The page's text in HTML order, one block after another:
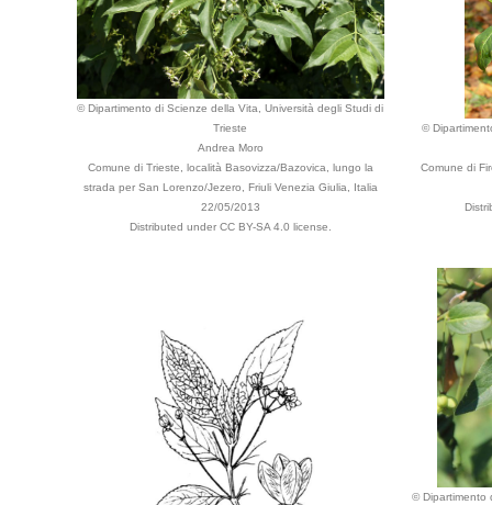
© Dipartimento di Scienze della Vita, Università degli Studi di
Trieste
Andrea Moro
Comune di Trieste, località Basovizza/Bazovica, lungo la
strada per San Lorenzo/Jezero, Friuli Venezia Giulia, Italia
22/05/2013
Distributed under CC BY-SA 4.0 license.
©
Comune di
© Dipartimento